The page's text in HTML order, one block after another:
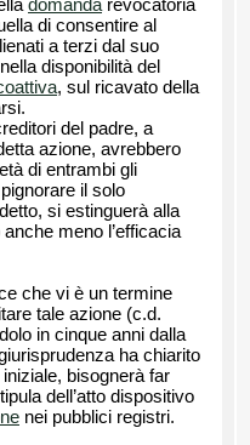
domanda revocatoria
di consentire al
a terzi dal suo
disponibilità del
, sul ricavato della
del padre, a
azione, avrebbero
di entrambi gli
il solo
si estinguerà alla
meno l’efficacia
che vi è un termine
tale azione (c.d.
in cinque anni dalla
ha chiarito
bisognerà far
dell’atto dispositivo
nei pubblici registri.